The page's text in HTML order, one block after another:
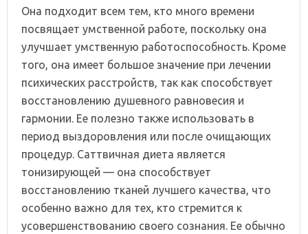
Она подходит всем тем, кто много времени
посвящает умственной работе, поскольку она
улучшает умственную работоспособность. Кроме
того, она имеет большое значение при лечении
психических расстройств, так как способствует
восстановлению душевного равновесия и
гармонии. Ее полезно также использовать в
период выздоровления или после очищающих
процедур. Саттвичная диета является
тонизирующей — она способствует
восстановлению тканей лучшего качества, что
особенно важно для тех, кто стремится к
усовершенствованию своего сознания. Ее обычно